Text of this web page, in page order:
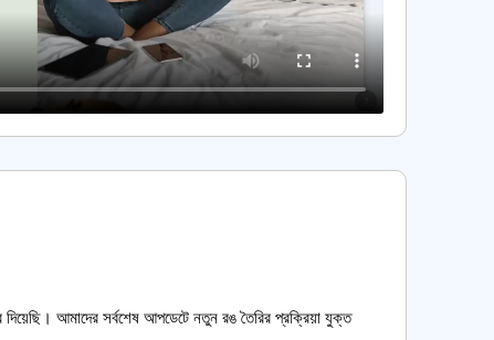
আমাদের সর্বশেষ আপডেটে নতুন রঙ তৈরির প্রক্রিয়া যুক্ত